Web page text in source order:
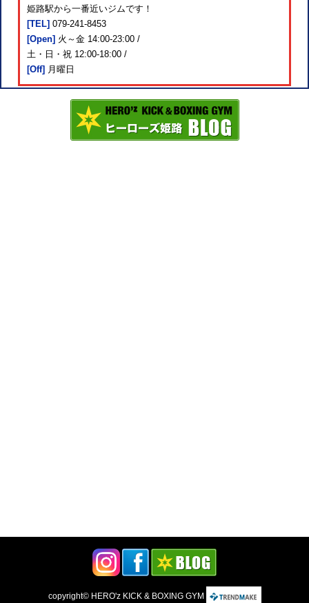
姫路駅から一番近いジムです！
[TEL] 079-241-8453
[Open] 火～金 14:00-23:00 /
土・日・祝 12:00-18:00 /
[Off] 月曜日
copyright© HERO'z KICK & BOXING GYM